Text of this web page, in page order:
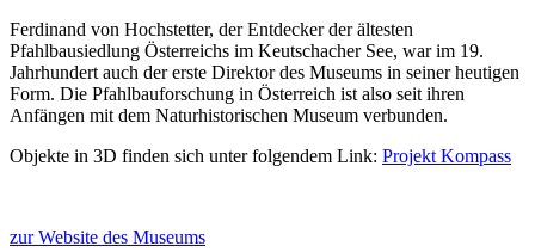
Ferdinand von Hochstetter, der Entdecker der ältesten
Pfahlbausiedlung Österreichs im Keutschacher See, war im 19.
Jahrhundert auch der erste Direktor des Museums in seiner heutigen
Form. Die Pfahlbauforschung in Österreich ist also seit ihren
Anfängen mit dem Naturhistorischen Museum verbunden.
Objekte in 3D finden sich unter folgendem Link: Projekt Kompass
zur Website des Museums